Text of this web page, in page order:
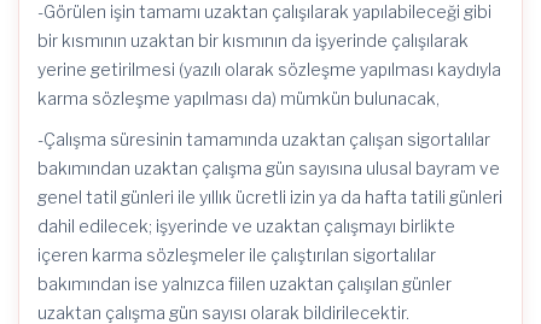
-Görülen işin tamamı uzaktan çalışılarak yapılabileceği gibi
bir kısmının uzaktan bir kısmının da işyerinde çalışılarak
yerine getirilmesi (yazılı olarak sözleşme yapılması kaydıyla
karma sözleşme yapılması da) mümkün bulunacak,
-Çalışma süresinin tamamında uzaktan çalışan sigortalılar
bakımından uzaktan çalışma gün sayısına ulusal bayram ve
genel tatil günleri ile yıllık ücretli izin ya da hafta tatili günleri
dahil edilecek; işyerinde ve uzaktan çalışmayı birlikte
içeren karma sözleşmeler ile çalıştırılan sigortalılar
bakımından ise yalnızca fiilen uzaktan çalışılan günler
uzaktan çalışma gün sayısı olarak bildirilecektir.